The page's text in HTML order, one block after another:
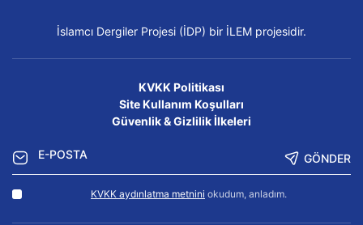
İslamcı Dergiler Projesi (İDP) bir İLEM projesidir.
KVKK Politikası
Site Kullanım Koşulları
Güvenlik & Gizlilik İlkeleri
GÖNDER
KVKK aydınlatma metnini okudum, anladım.